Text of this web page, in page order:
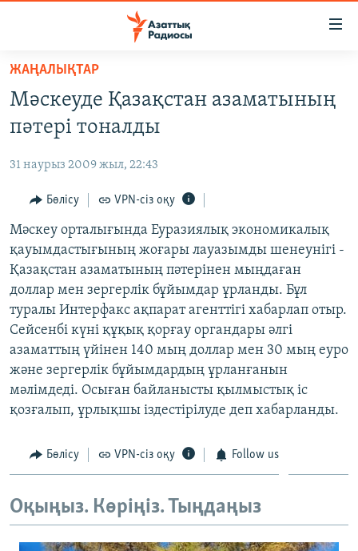
Skip
main
content
to
Navigation
Skip
to
Search
AZATTYQTV
ҚАҢТАР ОҚИҒАСЫ
АДАМ ҚҰҚЫҚТАРЫ
ӘЛЕУМЕТ
ӘЛЕМ
АРНАЙЫ ЖОБАЛАР
Русский
ЖАЗЫЛЫҢЫЗ
Басқа тілдерде
ЖАҢАЛЫҚТАР
Мәскеуде Қазақстан азаматының
пәтері тоналды
31 наурыз 2009 жыл, 22:43
Бөлісу VPN-сіз оқу
Мәскеу орталығында Еуразиялық экономикалық
қауымдастығының жоғары лауазымды шенеунігі -
Қазақстан азаматының пәтерінен мыңдаған
доллар мен зергерлік бұйымдар ұрланды. Бұл
туралы Интерфакс ақпарат агенттігі хабарлап отыр.
Сейсенбі күні құқық қорғау органдары әлгі
азаматтың үйінен 140 мың доллар мен 30 мың еуро
және зергерлік бұйымдардың ұрланғанын
мәлімдеді. Осыған байланысты қылмыстық іс
қозғалып, ұрлықшы іздестірілуде деп хабарланды.
Бөлісу VPN-сіз оқу Follow us
Оқыңыз. Көріңіз. Тыңдаңыз